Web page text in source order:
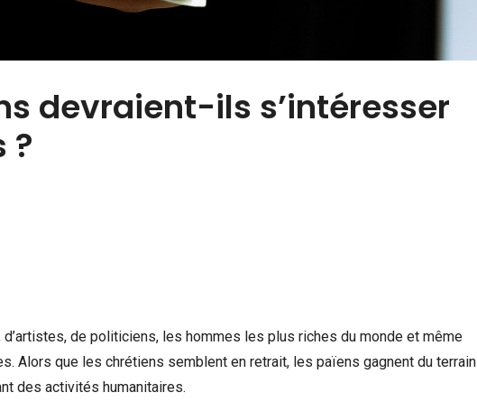
devraient-ils s’intéresser
?
de politiciens, les hommes les plus riches du monde et même
Alors que les chrétiens semblent en retrait, les païens gagnent du terrain
des activités humanitaires.